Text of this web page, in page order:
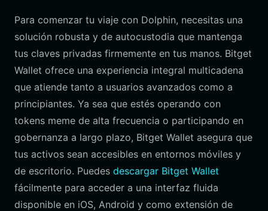
Para comenzar tu viaje con Dolphin, necesitas una
solución robusta y de autocustodia que mantenga
tus claves privadas firmemente en tus manos. Bitget
Wallet ofrece una experiencia integral multicadena
que atiende tanto a usuarios avanzados como a
principiantes. Ya sea que estés operando con
tokens meme de alta frecuencia o participando en
gobernanza a largo plazo, Bitget Wallet asegura que
tus activos sean accesibles en entornos móviles y
de escritorio. Puedes descargar Bitget Wallet
fácilmente para acceder a una interfaz fluida
disponible en iOS, Android y como extensión de